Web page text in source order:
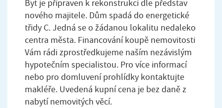
Byt je připraven k rekonstrukci dle představ
nového majitele. Dům spadá do energetické
třidy C. Jedná se o žádanou lokalitu nedaleko
centra města. Financování koupě nemovitosti
Vám rádi zprostředkujeme naším nezávislým
hypotečním specialistou. Pro více informací
nebo pro domluvení prohlídky kontaktujte
makléře. Uvedená kupní cena je bez daně z
nabytí nemovitých věcí.